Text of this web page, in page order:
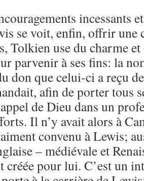
incessants
se voit, enfin, offrir une
Tolkien use du charme
parvenir à ses fins: la
don que celui-ci a reçu
afin de porter tous
de Dieu dans un
Il n’y avait alors à
convenu à Lewis;
– médiévale et
créée pour lui. C’est un